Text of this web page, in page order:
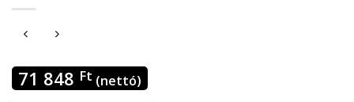
71 848 Ft (nettó)